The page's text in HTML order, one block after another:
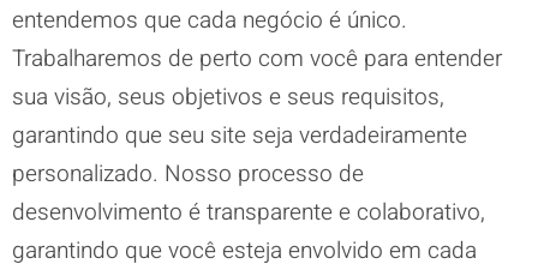
entendemos que cada negócio é único.
Trabalharemos de perto com você para entender
sua visão, seus objetivos e seus requisitos,
garantindo que seu site seja verdadeiramente
personalizado. Nosso processo de
desenvolvimento é transparente e colaborativo,
garantindo que você esteja envolvido em cada